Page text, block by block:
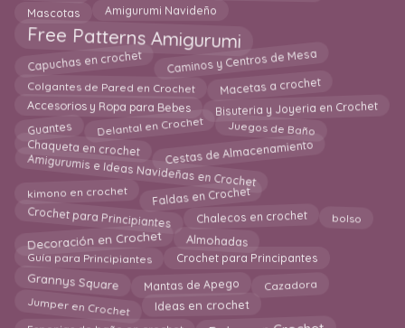
Mascotas Amigurumi Navideño
Free Patterns Amigurumi
Capuchas en crochet Caminos y Centros de Mesa
Colgantes de Pared en Crochet Macetas a crochet
Accesorios y Ropa para Bebes Bisuteria y Joyeria en Crochet
Guantes Delantal en Crochet Juegos de Baño
Chaqueta en crochet Cestas de Almacenamiento
Amigurumis e Ideas Navideñas en Crochet
kimono en crochet Faldas en Crochet
Crochet para Principiantes Chalecos en crochet bolso
Decoración en Crochet Almohadas
Guía para Principiantes Crochet para Principantes
Grannys Square Mantas de Apego Cazadora
Jumper en Crochet Ideas en crochet